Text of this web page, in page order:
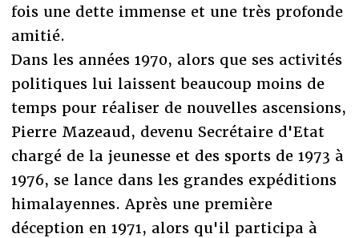
fois une dette immense et une très profonde
amitié.
Dans les années 1970, alors que ses activités
politiques lui laissent beaucoup moins de
temps pour réaliser de nouvelles ascensions,
Pierre Mazeaud, devenu Secrétaire d'Etat
chargé de la jeunesse et des sports de 1973 à
1976, se lance dans les grandes expéditions
himalayennes. Après une première
déception en 1971, alors qu'il participa à